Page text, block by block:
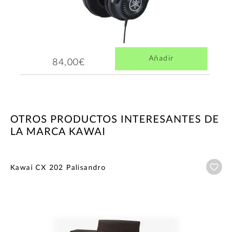
84,00€ Añadir
OTROS PRODUCTOS INTERESANTES DE
LA MARCA KAWAI
Kawai CX 202 Palisandro